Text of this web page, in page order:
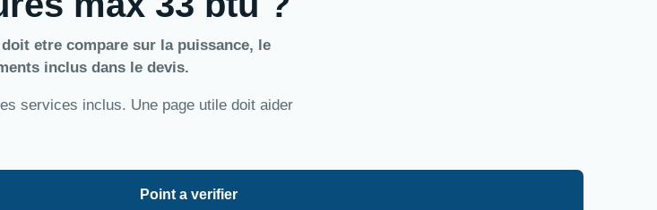
etre compare sur la puissance, le
inclus dans le devis.
services inclus. Une page utile doit aider
Point a verifier